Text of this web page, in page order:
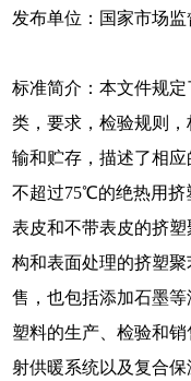
发布单位：国家市场
标准简介：本文件规
类，要求，检验规则
输和贮存，描述了相
不超过75℃的绝热用挤
表皮和不带表皮的挤
构和表面处理的挤塑
售，也包括添加石墨
塑料的生产、检验和
射供暖系统以及复合